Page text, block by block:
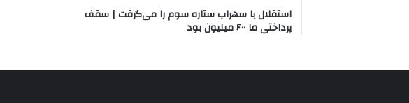
استقلال با سهراب ستاره سوم را می‌گرفت | سقف
پرداختی ما ۶۰۰ میلیون بود